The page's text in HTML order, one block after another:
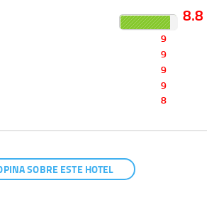
8.8
9
9
9
9
8
SOBRE ESTE HOTEL